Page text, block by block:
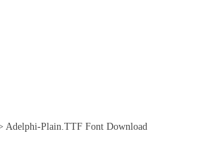
Adelphi-Plain.TTF Font Download